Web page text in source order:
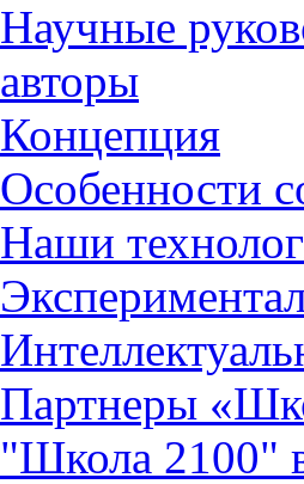
Научные
авторы
Концепция
Особенности
Наши
Партнеры
"Школа 2100"